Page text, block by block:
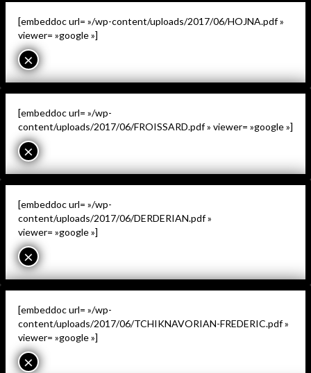
[embeddoc url= »/wp-content/uploads/2017/06/HOJNA.pdf »
viewer= »google »]
×
[embeddoc url= »/wp-
content/uploads/2017/06/FROISSARD.pdf » viewer= »google »]
×
[embeddoc url= »/wp-
content/uploads/2017/06/DERDERIAN.pdf »
viewer= »google »]
×
[embeddoc url= »/wp-
content/uploads/2017/06/TCHIKNAVORIAN-FREDERIC.pdf »
viewer= »google »]
×